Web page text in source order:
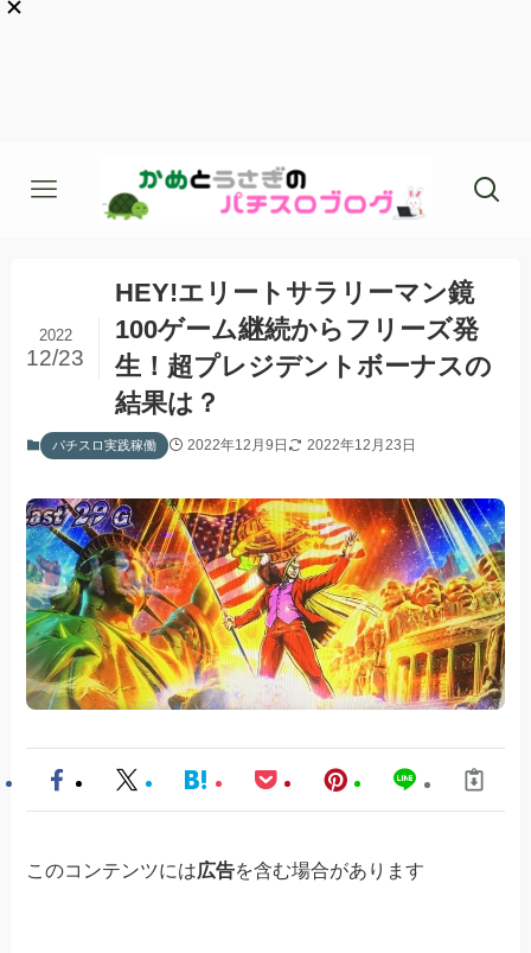
HEY!エリートサラリーマン鏡
100ゲーム継続からフリーズ発
生！超プレジデントボーナスの
結果は？
2022
12/23
パチスロ実践稼働 2022年12月9日 2022年12月23日
このコンテンツには広告を含む場合があります